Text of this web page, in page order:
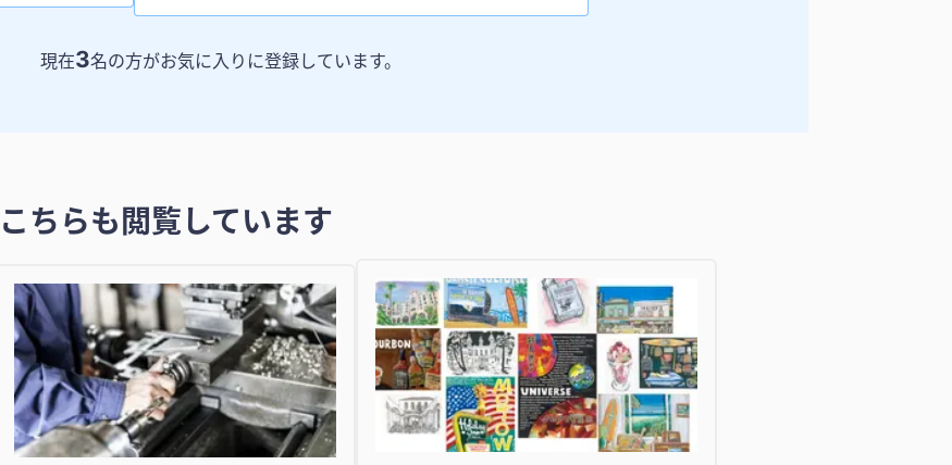
現在3名の方がお気に入りに登録しています。
ちらも閲覧しています